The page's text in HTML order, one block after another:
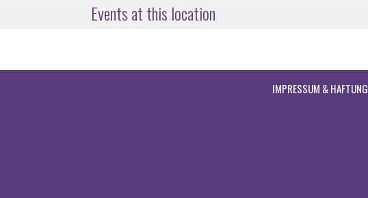
Events at this location
IMPRESSUM & HAFTUNG